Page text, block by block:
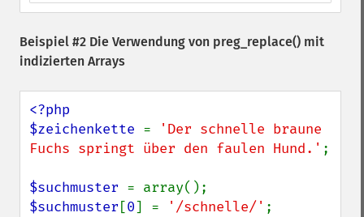
Beispiel #2 Die Verwendung von preg_replace() mit
indizierten Arrays
<?php
$zeichenkette =
'Der schnelle braune
Fuchs springt über den faulen Hund.' ;
$suchmuster
$suchmuster [0] = '/schnelle/'